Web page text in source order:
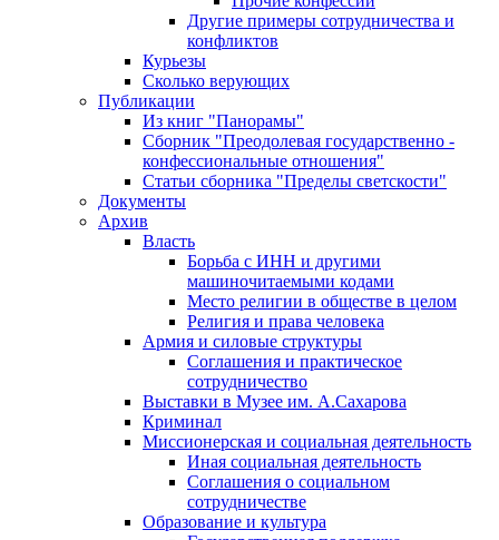
Другие примеры сотрудничества и
конфликтов
Курьезы
Сколько верующих
Публикации
Из книг "Панорамы"
Сборник "Преодолевая государственно -
конфессиональные отношения"
Статьи сборника "Пределы светскости"
Документы
Архив
Власть
Борьба с ИНН и другими
машиночитаемыми кодами
Место религии в обществе в целом
Религия и права человека
Армия и силовые структуры
Соглашения и практическое
сотрудничество
Выставки в Музее им. А.Сахарова
Криминал
Миссионерская и социальная деятельность
Иная социальная деятельность
Соглашения о социальном
сотрудничестве
Образование и культура